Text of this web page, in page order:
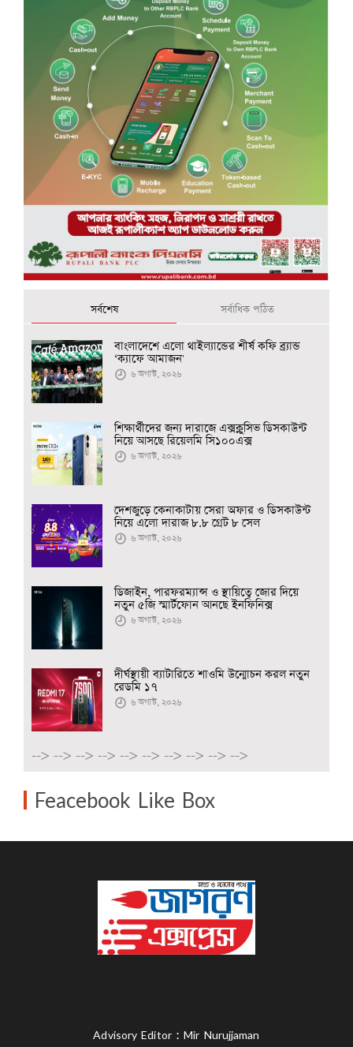
সর্বশেষ সর্বাধিক পঠিত
বাংলাদেশে এলো থাইল্যান্ডের শীর্ষ কফি ব্র্যান্ড
‘ক্যাফে আমাজন'
৬ অগাস্ট, ২০২৬
শিক্ষার্থীদের জন্য দারাজে এক্সক্লুসিভ ডিসকাউন্ট
নিয়ে আসছে রিয়েলমি সি১০০এক্স
৬ অগাস্ট, ২০২৬
দেশজুড়ে কেনাকাটায় সেরা অফার ও ডিসকাউন্ট
নিয়ে এলো দারাজ ৮.৮ গ্রেট ৮ সেল
৬ অগাস্ট, ২০২৬
ডিজাইন, পারফরম্যান্স ও স্থায়িত্বে জোর দিয়ে
নতুন ৫জি স্মার্টফোন আনছে ইনফিনিক্স
৬ অগাস্ট, ২০২৬
দীর্ঘস্থায়ী ব্যাটারিতে শাওমি উন্মোচন করল নতুন
রেডমি ১৭
৬ অগাস্ট, ২০২৬
--> --> --> --> --> --> --> --> --> -->
Feacebook Like Box
Advisory Editor : Mir Nurujjaman